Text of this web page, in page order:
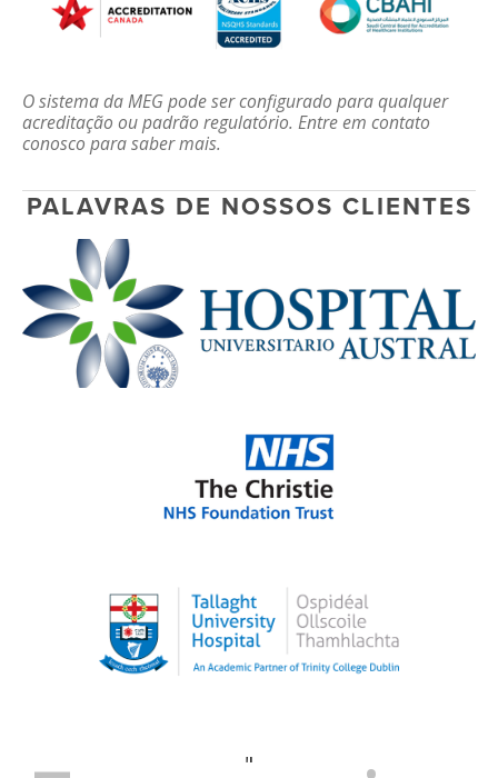
O sistema da MEG pode ser configurado para qualquer
acreditação ou padrão regulatório. Entre em contato
conosco para saber mais.
PALAVRAS DE NOSSOS CLIENTES
"